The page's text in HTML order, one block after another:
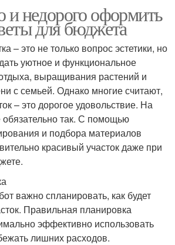
и недорого оформить
для бюджета
– это не только вопрос эстетики, но
уютное и функциональное
выращивания растений и
с семьей. Однако многие считают,
– это дорогое удовольствие. На
так. С помощью
и подбора материалов
красивый участок даже при
важно спланировать, как будет
Правильная планировка
эффективно использовать
лишних расходов.